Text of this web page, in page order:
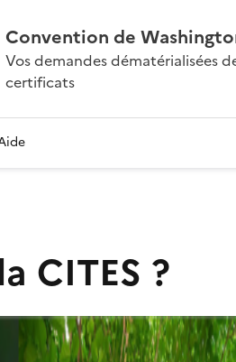
Convention de
Vos demandes dématérialisées
certificats
CITES ?